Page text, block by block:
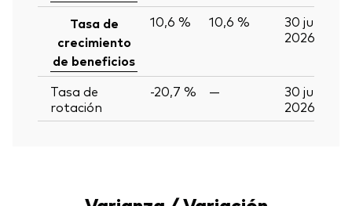
Tasa de
crecimiento
de beneficios
10,6 % 10,6 %
30 jun
2026
Tasa de
rotación
-20,7 % —
30 jun
2026